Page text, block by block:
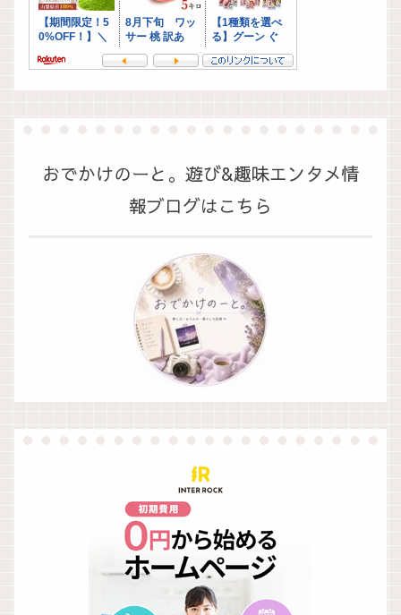
おでかけのーと。遊び&趣味エンタメ情
報ブログはこちら